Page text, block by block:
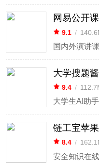
网易公开
9.1 /
国内外演讲
大学搜题
9.4 /
大学生AI助
链工宝苹
8.4 /
安全知识在